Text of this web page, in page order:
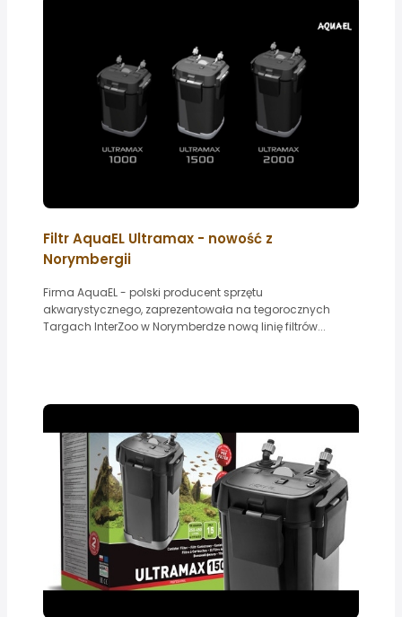
Filtr AquaEL Ultramax - nowość z
Norymbergii
Firma AquaEL - polski producent sprzętu
akwarystycznego, zaprezentowała na tegorocznych
Targach InterZoo w Norymberdze nową linię filtrów...